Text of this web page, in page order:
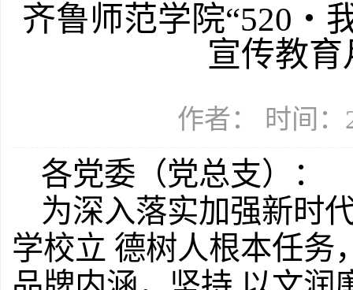
齐鲁师范学院“520・
宣传教
作者： 时间：
各党委（党总支）：
为深入落实加强新时
学校立 德树人根本任务